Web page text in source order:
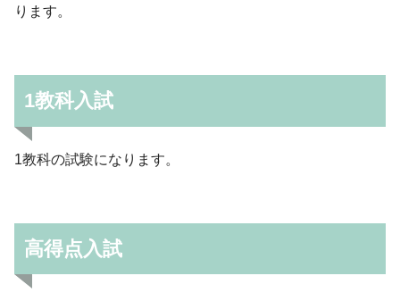
ります。
1教科入試
1教科の試験になります。
高得点入試